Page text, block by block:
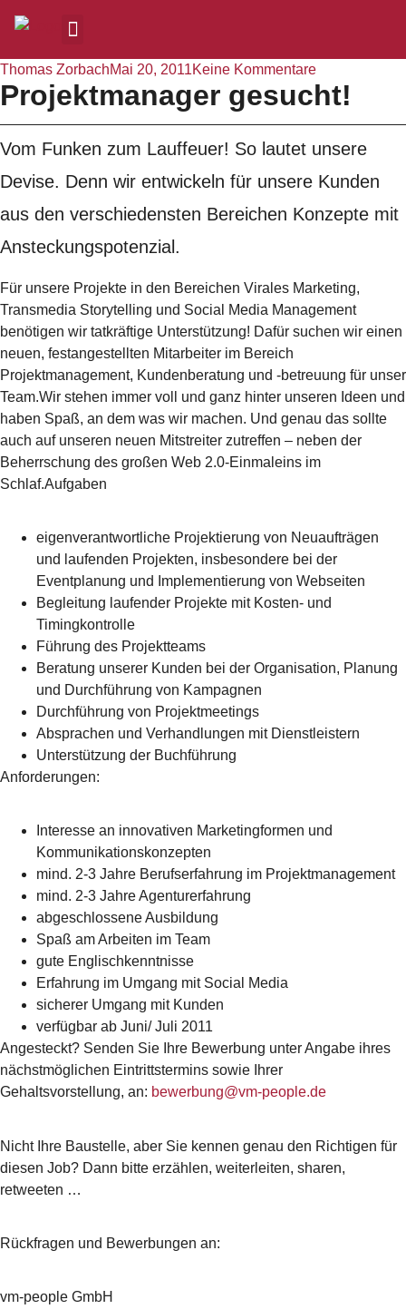
Thomas ZorbachMai 20, 2011Keine Kommentare
Projektmanager gesucht!
Vom Funken zum Lauffeuer! So lautet unsere
Devise. Denn wir entwickeln für unsere Kunden
aus den verschiedensten Bereichen Konzepte mit
Ansteckungspotenzial.
Für unsere Projekte in den Bereichen Virales Marketing,
Transmedia Storytelling und Social Media Management
benötigen wir tatkräftige Unterstützung! Dafür suchen wir einen
neuen, festangestellten Mitarbeiter im Bereich
Projektmanagement, Kundenberatung und -betreuung für unser
Team.Wir stehen immer voll und ganz hinter unseren Ideen und
haben Spaß, an dem was wir machen. Und genau das sollte
auch auf unseren neuen Mitstreiter zutreffen – neben der
Beherrschung des großen Web 2.0-Einmaleins im
Schlaf.Aufgaben
eigenverantwortliche Projektierung von Neuaufträgen
und laufenden Projekten, insbesondere bei der
Eventplanung und Implementierung von Webseiten
Begleitung laufender Projekte mit Kosten- und
Timingkontrolle
Führung des Projektteams
Beratung unserer Kunden bei der Organisation, Planung
und Durchführung von Kampagnen
Durchführung von Projektmeetings
Absprachen und Verhandlungen mit Dienstleistern
Unterstützung der Buchführung
Anforderungen:
Interesse an innovativen Marketingformen und
Kommunikationskonzepten
mind. 2-3 Jahre Berufserfahrung im Projektmanagement
mind. 2-3 Jahre Agenturerfahrung
abgeschlossene Ausbildung
Spaß am Arbeiten im Team
gute Englischkenntnisse
Erfahrung im Umgang mit Social Media
sicherer Umgang mit Kunden
verfügbar ab Juni/ Juli 2011
Angesteckt? Senden Sie Ihre Bewerbung unter Angabe ihres
nächstmöglichen Eintrittstermins sowie Ihrer
Gehaltsvorstellung, an: bewerbung@vm-people.de
Nicht Ihre Baustelle, aber Sie kennen genau den Richtigen für
diesen Job? Dann bitte erzählen, weiterleiten, sharen,
retweeten …
Rückfragen und Bewerbungen an:
vm-people GmbH